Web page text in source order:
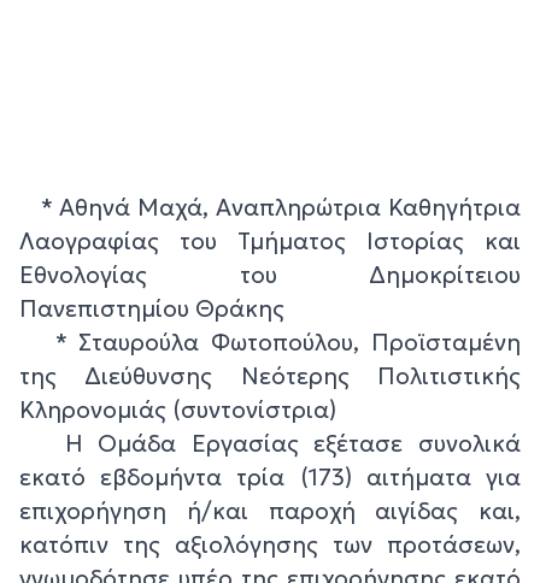
* Αθηνά Μαχά, Αναπληρώτρια Καθηγήτρια
Λαογραφίας του Τμήματος Ιστορίας και
Εθνολογίας του Δημοκρίτειου
Πανεπιστημίου Θράκης
* Σταυρούλα Φωτοπούλου, Προϊσταμένη
της Διεύθυνσης Νεότερης Πολιτιστικής
Κληρονομιάς (συντονίστρια)
Η Ομάδα Εργασίας εξέτασε συνολικά
εκατό εβδομήντα τρία (173) αιτήματα για
επιχορήγηση ή/και παροχή αιγίδας και,
κατόπιν της αξιολόγησης των προτάσεων,